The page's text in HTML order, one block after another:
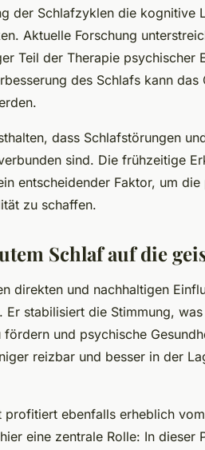
der Schlafzyklen die kognitive
Aktuelle Forschung
Teil der Therapie psychischer
des Schlafs kann
dass Schlafstörungen
sind. Die frühzeitige
entscheidender Faktor, um die
zu schaffen.
Schlaf auf die
direkten und nachhaltigen
stabilisiert die Stimmung,
und psychische
reizbar und besser in der
ebenfalls erheblich
eine zentrale Rolle: In dieser